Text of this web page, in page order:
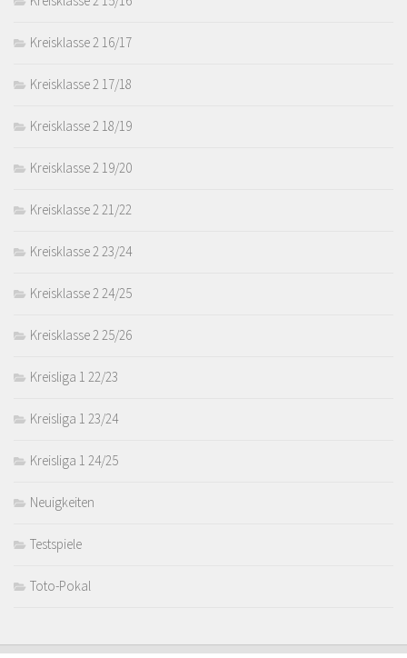
Kreisklasse 2 16/17
Kreisklasse 2 17/18
Kreisklasse 2 18/19
Kreisklasse 2 19/20
Kreisklasse 2 21/22
Kreisklasse 2 23/24
Kreisklasse 2 24/25
Kreisklasse 2 25/26
Kreisliga 1 22/23
Kreisliga 1 23/24
Kreisliga 1 24/25
Neuigkeiten
Testspiele
Toto-Pokal